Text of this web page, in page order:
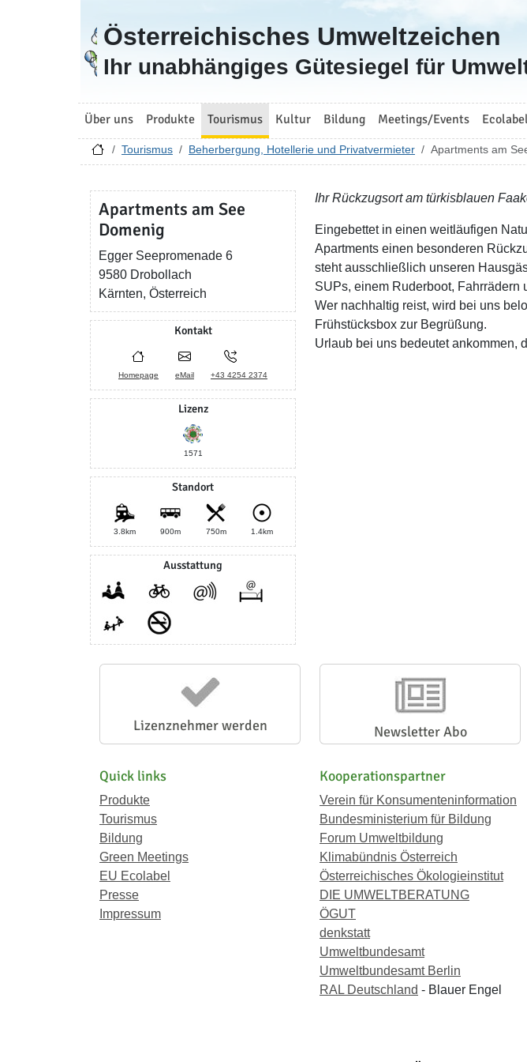
Zur Startseite
Österreichisches Umweltzeichen
Ihr unabhängiges Gütesiegel für
Über uns Produkte Tourismus Kultur Bildung Meetings/Events
Tourismus Beherbergung, Hotellerie und Privatvermieter Apartments am
Apartments am See
Domenig
Egger Seepromenade 6
9580 Drobollach
Kärnten, Österreich
Kontakt
Homepage eMail +43 4254 2374
Lizenz
1571
Standort
3.8km 900m 750m 1.4km
Ausstattung
Ihr Rückzugsort am türkisblauen
Eingebettet in einen weitläufigen
Apartments einen besonderen
steht ausschließlich unseren
SUPs, einem Ruderboot,
Wer nachhaltig reist, wird bei uns
Frühstücksbox zur Begrüßung.
Urlaub bei uns bedeutet ankommen,
Lizenznehmer werden Newsletter Abo
Quick links
Produkte
Tourismus
Bildung
Green Meetings
EU Ecolabel
Presse
Impressum
Kooperationspartner
Verein für Konsumenteninformation
Bundesministerium für Bildung
Forum Umweltbildung
Klimabündnis Österreich
Österreichisches Ökologieinstitut
DIE UMWELTBERATUNG
ÖGUT
denkstatt
Umweltbundesamt
Umweltbundesamt Berlin
RAL Deutschland - Blauer Engel